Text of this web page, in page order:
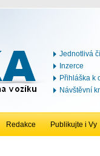
Jednotlivá
Inzerce
Přihláška k
Návštěvní
Redakce Publikujte i Vy